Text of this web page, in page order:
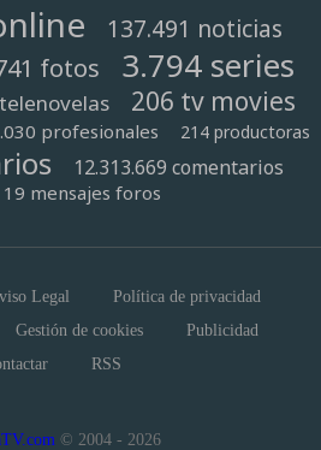
137.491 noticias
fotos 3.794 series
206 tv movies
profesionales 214 productoras
12.313.669 comentarios
mensajes foros
Legal
Política de privacidad
Gestión de cookies
Publicidad
RSS
© 2004 - 2026